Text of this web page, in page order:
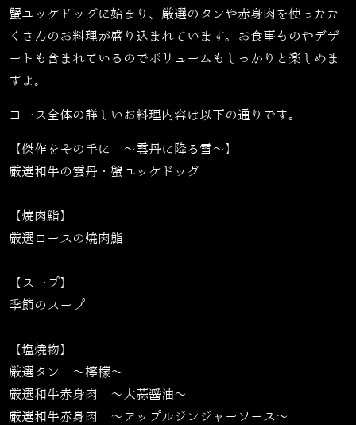
蟹ユッケドッグに始まり、厳選のタンや赤身肉を使ったた
くさんのお料理が盛り込まれています。お食事ものやデザ
ートも含まれているのでボリュームもしっかりと楽しめま
すよ。
コース全体の詳しいお料理内容は以下の通りです。
【傑作をその手に 〜雲丹に降る雪〜】
厳選和牛の雲丹・蟹ユッケドッグ
【焼肉鮨】
厳選ロースの焼肉鮨
【スープ】
季節のスープ
【塩焼物】
厳選タン ～檸檬～
厳選和牛赤身肉 ～大蒜醤油～
厳選和牛赤身肉 〜アップルジンジャーソース〜